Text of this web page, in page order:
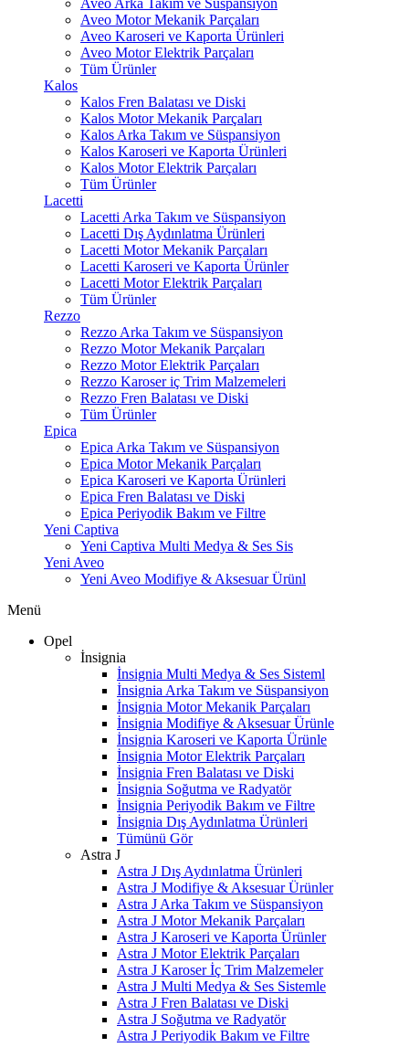
Aveo Arka Takım ve Süspansiyon
Aveo Motor Mekanik Parçaları
Aveo Karoseri ve Kaporta Ürünleri
Aveo Motor Elektrik Parçaları
Tüm Ürünler
Kalos
Kalos Fren Balatası ve Diski
Kalos Motor Mekanik Parçaları
Kalos Arka Takım ve Süspansiyon
Kalos Karoseri ve Kaporta Ürünleri
Kalos Motor Elektrik Parçaları
Tüm Ürünler
Lacetti
Lacetti Arka Takım ve Süspansiyon
Lacetti Dış Aydınlatma Ürünleri
Lacetti Motor Mekanik Parçaları
Lacetti Karoseri ve Kaporta Ürünler
Lacetti Motor Elektrik Parçaları
Tüm Ürünler
Rezzo
Rezzo Arka Takım ve Süspansiyon
Rezzo Motor Mekanik Parçaları
Rezzo Motor Elektrik Parçaları
Rezzo Karoser iç Trim Malzemeleri
Rezzo Fren Balatası ve Diski
Tüm Ürünler
Epica
Epica Arka Takım ve Süspansiyon
Epica Motor Mekanik Parçaları
Epica Karoseri ve Kaporta Ürünleri
Epica Fren Balatası ve Diski
Epica Periyodik Bakım ve Filtre
Yeni Captiva
Yeni Captiva Multi Medya & Ses Sis
Yeni Aveo
Yeni Aveo Modifiye & Aksesuar Ürünl
Menü
Opel
İnsignia
İnsignia Multi Medya & Ses Sisteml
İnsignia Arka Takım ve Süspansiyon
İnsignia Motor Mekanik Parçaları
İnsignia Modifiye & Aksesuar Ürünle
İnsignia Karoseri ve Kaporta Ürünle
İnsignia Motor Elektrik Parçaları
İnsignia Fren Balatası ve Diski
İnsignia Soğutma ve Radyatör
İnsignia Periyodik Bakım ve Filtre
İnsignia Dış Aydınlatma Ürünleri
Tümünü Gör
Astra J
Astra J Dış Aydınlatma Ürünleri
Astra J Modifiye & Aksesuar Ürünler
Astra J Arka Takım ve Süspansiyon
Astra J Motor Mekanik Parçaları
Astra J Karoseri ve Kaporta Ürünler
Astra J Motor Elektrik Parçaları
Astra J Karoser İç Trim Malzemeler
Astra J Multi Medya & Ses Sistemle
Astra J Fren Balatası ve Diski
Astra J Soğutma ve Radyatör
Astra J Periyodik Bakım ve Filtre